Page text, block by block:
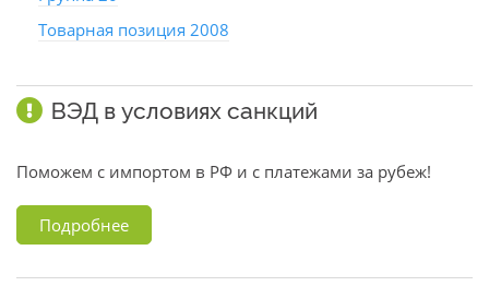
Товарная позиция 2008
ВЭД в условиях санкций
Поможем с импортом в РФ и с платежами за рубеж!
Подробнее